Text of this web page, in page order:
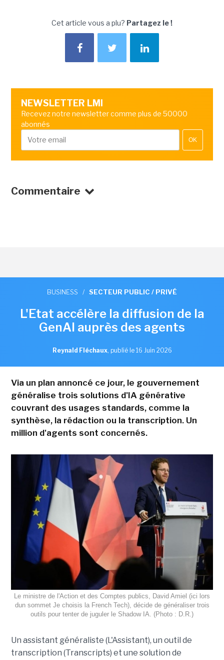
Cet article vous a plu? Partagez le !
NEWSLETTER LMI
Recevez notre newsletter comme plus de 50000
abonnés
OK
Commentaire
BUSINESS / SECTEUR PUBLIC / PRIVÉ
L'Etat accélère la diffusion de la
GenAI auprès des agents
Reynald Fléchaux, publié le 16 Juin 2026
Via un plan annoncé ce jour, le gouvernement
généralise trois solutions d'IA générative
couvrant des usages standards, comme la
synthèse, la rédaction ou la transcription. Un
million d'agents sont concernés.
Le ministre de l'Action et des Comptes publics, David Amiel (ici lors
dun sommet Je choisis la French Tech), décide de généraliser trois
outils pour tenter de juguler le Shadow IA. (Photo : D.R.)
Un assistant généraliste (L'Assistant), un outil de
transcription (Transcripts) et une solution de